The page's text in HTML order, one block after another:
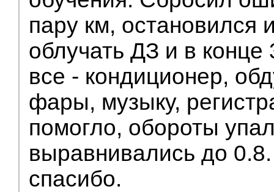
пару км, остановился
облучать ДЗ и в конце
все - кондиционер,
фары, музыку,
помогло, обороты
выравнивались до
спасибо.